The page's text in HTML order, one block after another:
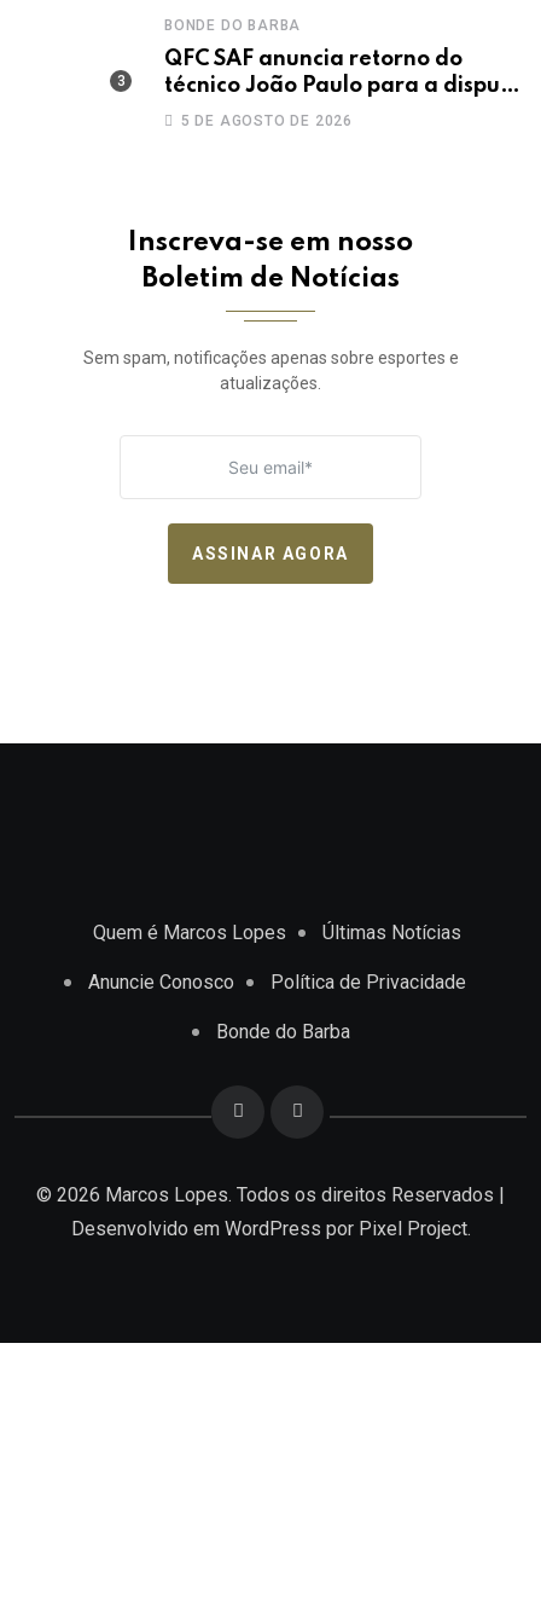
BONDE DO BARBA
QFC SAF anuncia retorno do
técnico João Paulo para a disputa
da elite do Campeonato Potiguar
5 DE AGOSTO DE 2026
Inscreva-se em nosso
Boletim de Notícias
Sem spam, notificações apenas sobre esportes e
atualizações.
ASSINAR AGORA
Quem é Marcos Lopes Últimas Notícias
Anuncie Conosco Política de Privacidade
Bonde do Barba
© 2026 Marcos Lopes. Todos os direitos Reservados |
Desenvolvido em WordPress por Pixel Project.